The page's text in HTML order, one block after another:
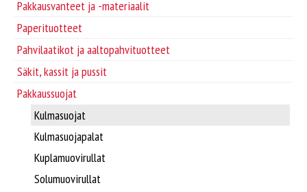
Pakkausvanteet ja -materiaalit
Pahvilaatikot ja aaltopahvituotteet
Säkit, kassit ja pussit
Pakkaussuojat
Pakkausvanteet ja -materiaalit
Paperituotteet
Pahvilaatikot ja aaltopahvituotteet
Säkit, kassit ja pussit
Pakkaussuojat
Kulmasuojat
Kulmasuojapalat
Kuplamuovirullat
Solumuovirullat